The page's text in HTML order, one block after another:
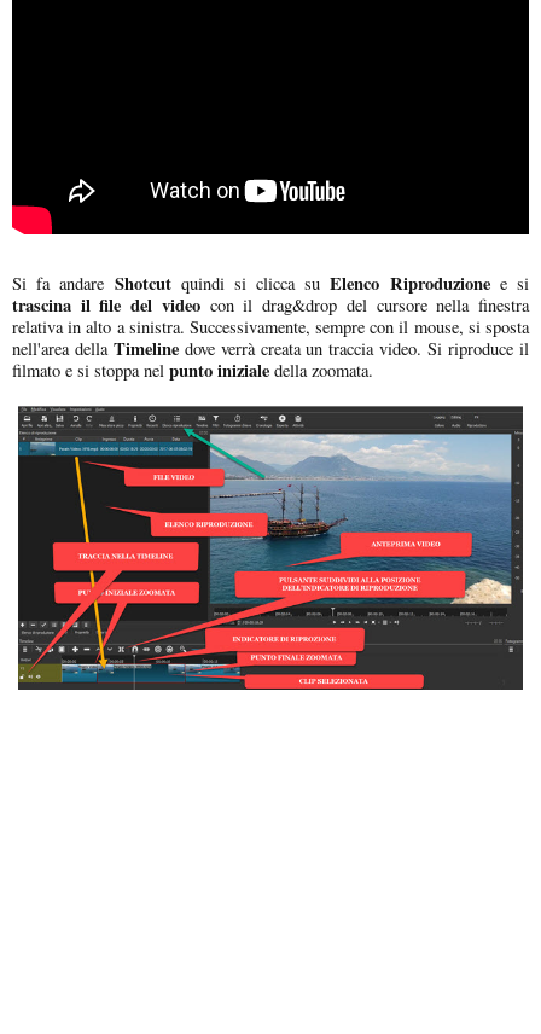
Si fa andare Shotcutquindi si clicca suElenco Riproduzionee si
trascina il file del videocon il drag&drop del cursore nella finestra
relativa in alto a sinistra. Successivamente, sempre con il mouse, si sposta
nell'area della Timelinedove verrà creata un traccia video. Si riproduce il
filmato e si stoppa nel punto iniziale della zoomata.